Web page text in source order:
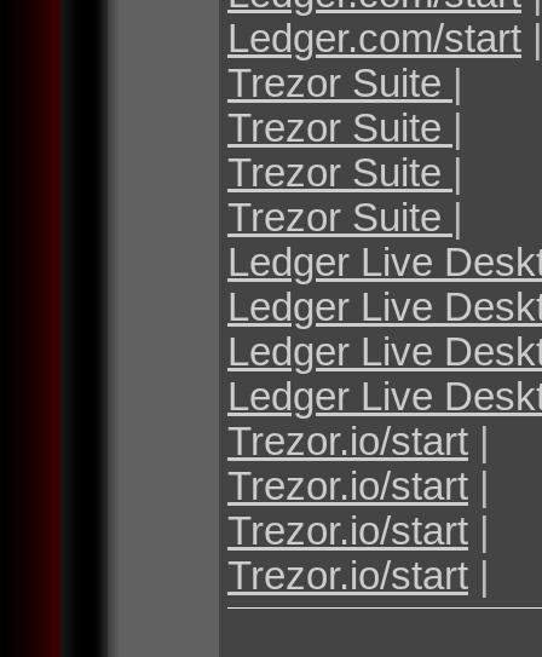
Ledger.com/start |
Trezor Suite |
Trezor Suite |
Trezor Suite |
Trezor Suite |
Ledger Live
Ledger Live
Ledger Live
Ledger Live
Trezor.io/start |
Trezor.io/start |
Trezor.io/start |
Trezor.io/start |